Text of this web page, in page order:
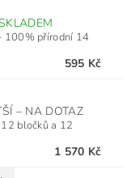
100% přírodní 14
595 Kč
– NA DOTAZ
bločků a 12
1 570 Kč